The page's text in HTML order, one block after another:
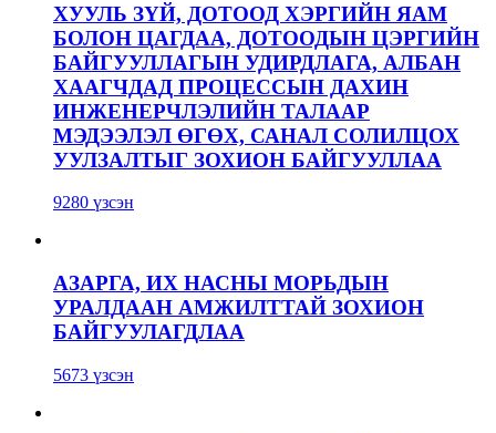
ХУУЛЬ ЗҮЙ, ДОТООД ХЭРГИЙН ЯАМ
БОЛОН ЦАГДАА, ДОТООДЫН ЦЭРГИЙН
БАЙГУУЛЛАГЫН УДИРДЛАГА, АЛБАН
ХААГЧДАД ПРОЦЕССЫН ДАХИН
ИНЖЕНЕРЧЛЭЛИЙН ТАЛААР
МЭДЭЭЛЭЛ ӨГӨХ, САНАЛ СОЛИЛЦОХ
УУЛЗАЛТЫГ ЗОХИОН БАЙГУУЛЛАА
9280 үзсэн
АЗАРГА, ИХ НАСНЫ МОРЬДЫН
УРАЛДААН АМЖИЛТТАЙ ЗОХИОН
БАЙГУУЛАГДЛАА
5673 үзсэн